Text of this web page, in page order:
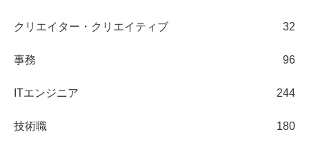
クリエイター・クリエイティブ 32
事務 96
ITエンジニア 244
技術職 180